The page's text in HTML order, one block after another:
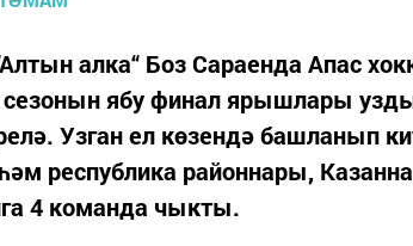
алка“ Боз Сараенда Апас
сезонын ябу финал ярышлары
Узган ел көзендә башланып
республика районнары,
4 команда чыкты.